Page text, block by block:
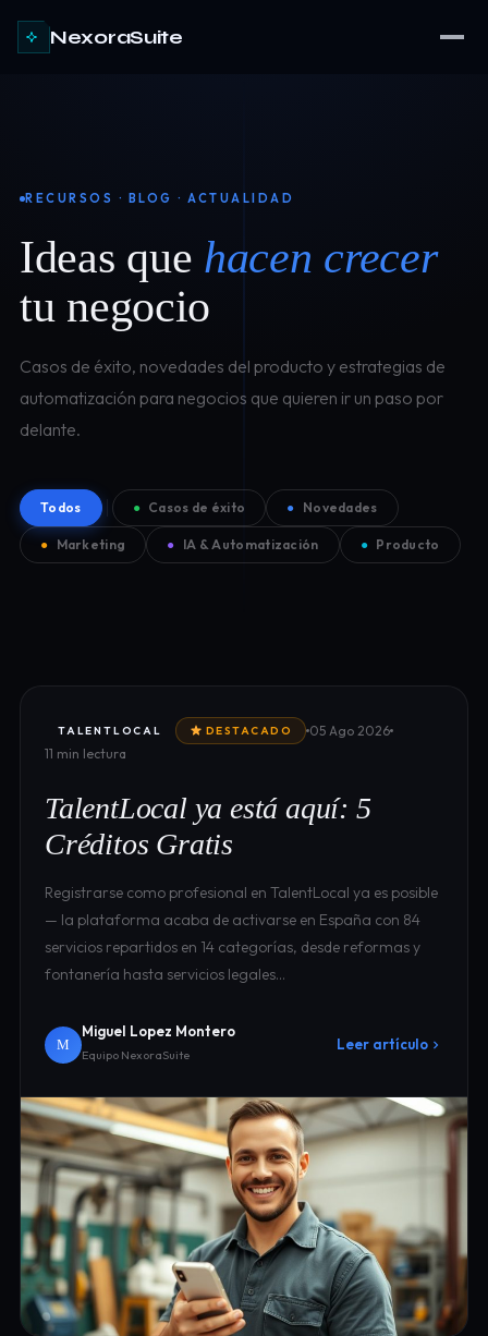
NexoraSuite
RECURSOS · BLOG · ACTUALIDAD
Ideas que hacen crecer
tu negocio
Casos de éxito, novedades del producto y estrategias de
automatización para negocios que quieren ir un paso por
delante.
Todos ● Casos de éxito ● Novedades
● Marketing ● IA & Automatización ● Producto
TALENTLOCAL DESTACADO
05 Ago 2026
11 min lectura
TalentLocal ya está aquí: 5
Créditos Gratis
Registrarse como profesional en TalentLocal ya es posible
— la plataforma acaba de activarse en España con 84
servicios repartidos en 14 categorías, desde reformas y
fontanería hasta servicios legales…
M
Miguel Lopez Montero
Equipo NexoraSuite
Leer artículo